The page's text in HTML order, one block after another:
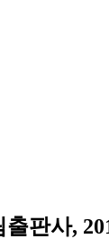
판사,